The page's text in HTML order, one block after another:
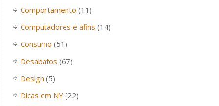
Comportamento (11)
Computadores e afins (14)
Consumo (51)
Desabafos (67)
Design (5)
Dicas em NY(22)